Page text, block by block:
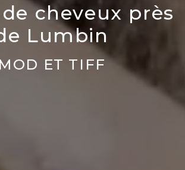
cheveux près
Lumbin
MOD ET TIFF